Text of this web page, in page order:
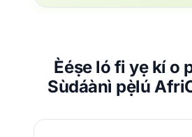
Èéṣe ló fi yẹ kí o
Sùdáànì pẹ̀lú